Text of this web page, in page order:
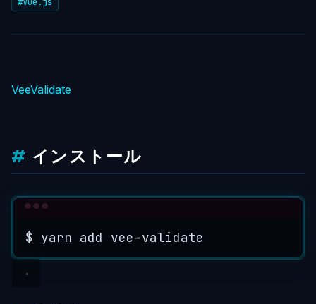
VeeValidate
インストール
$ yarn add vee-validate